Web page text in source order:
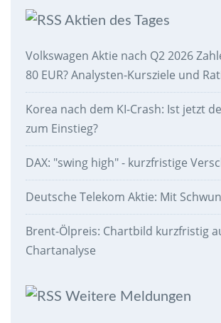
Aktien des Tages
Volkswagen Aktie nach Q2 2026
80 EUR? Analysten-Kursziele und
Korea nach dem KI-Crash: Ist jetzt
zum Einstieg?
DAX: "swing high" - kurzfristige
Deutsche Telekom Aktie: Mit
Brent-Ölpreis: Chartbild kurzfristig
Chartanalyse
Weitere Meldungen